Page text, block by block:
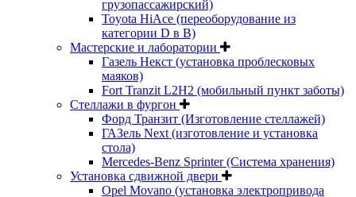
грузопассажирский)
Toyota HiAce (переоборудование из
категории D в B)
Мастерские и лаборатории
Газель Некст (установка проблесковых
маяков)
Fort Tranzit L2H2 (мобильный пункт заботы)
Стеллажи в фургон
Форд Транзит (Изготовление стеллажей)
ГАЗель Next (изготовление и установка
стола)
Mercedes-Benz Sprinter (Система хранения)
Установка сдвижной двери
Opel Movano (установка электропривода